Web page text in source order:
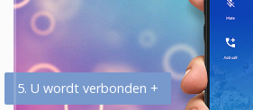
5. U wordt verbonden +